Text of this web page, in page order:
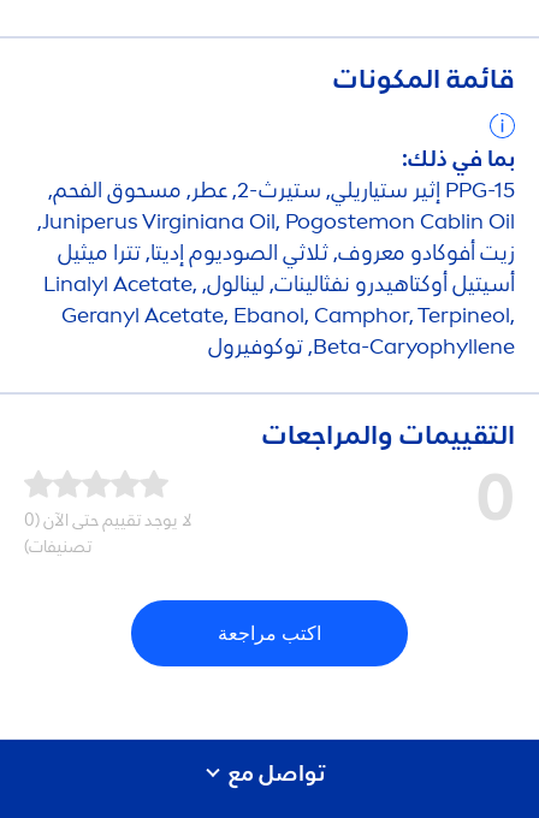
قائمة المكونات
بما في ذلك:
PPG-15 إثير ستياريلي, ستيرث-2, عطر, مسحوق الفحم,
Juniperus Virginiana Oil, Pogostemon Cablin Oil,
زيت أفوكادو معروف, ثلاثي الصوديوم إديتا, تترا ميثيل
أسيتيل أوكتاهيدرو نفثالينات, لينالول, Linalyl Acetate,
Geranyl Acetate, Ebanol, Camphor, Terpineol,
Beta-Caryophyllene, توكوفيرول
التقييمات والمراجعات
0
لا يوجد تقييم حتى الآن (0
تصنيفات)
اكتب مراجعة
تواصل مع